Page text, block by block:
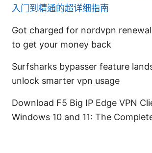
入门到精通的超详细指南
Got charged for nordvpn
to get your money back
Surfsharks bypasser feature
unlock smarter vpn usage
Download F5 Big IP Edge VPN
Windows 10 and 11: The